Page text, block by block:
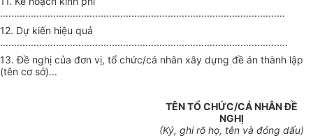
......................................................................................................
12. Dự kiến hiệu quả
.......................................................................................................
13. Đề nghị của đơn vị, tổ chức/cá nhân xây dựng đề án thành lập
(tên cơ sở)...
TÊN TỔ CHỨC/CÁ NHÂN ĐỀ
NGHỊ
(Ký, ghi rõ họ, tên và đóng dấu)